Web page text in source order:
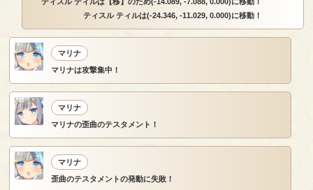
ティスル ティルは(-24.346, -11.029, 0.000)に移動！
マリナ
マリナは攻撃集中！
マリナ
マリナの歪曲のテスタメント！
マリナ
歪曲のテスタメントの発動に失敗！